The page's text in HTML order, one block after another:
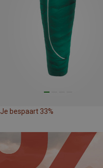
Je bespaart 33%